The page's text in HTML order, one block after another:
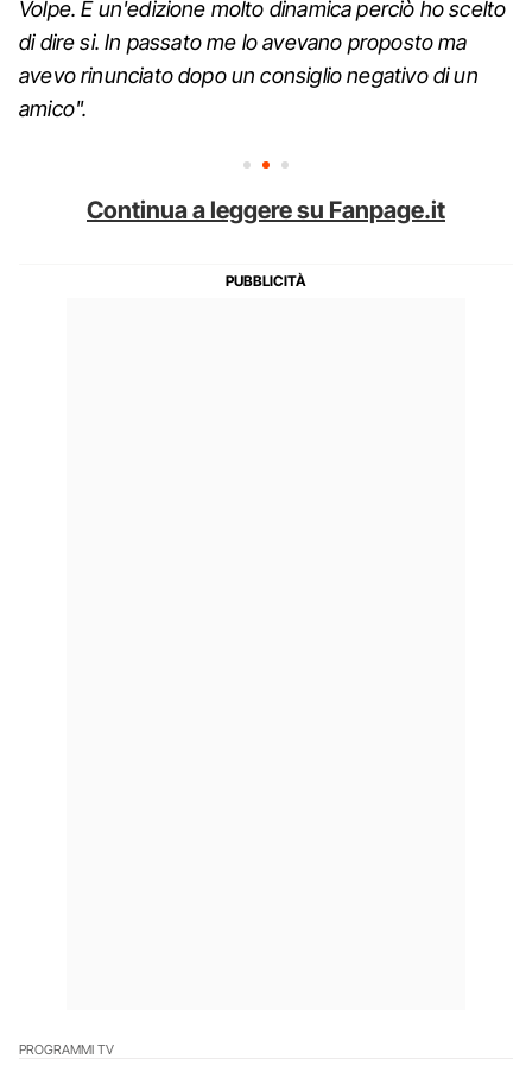
Volpe. È un'edizione molto dinamica perciò ho scelto
di dire si. In passato me lo avevano proposto ma
avevo rinunciato dopo un consiglio negativo di un
amico".
Continua a leggere su Fanpage.it
PROGRAMMI TV